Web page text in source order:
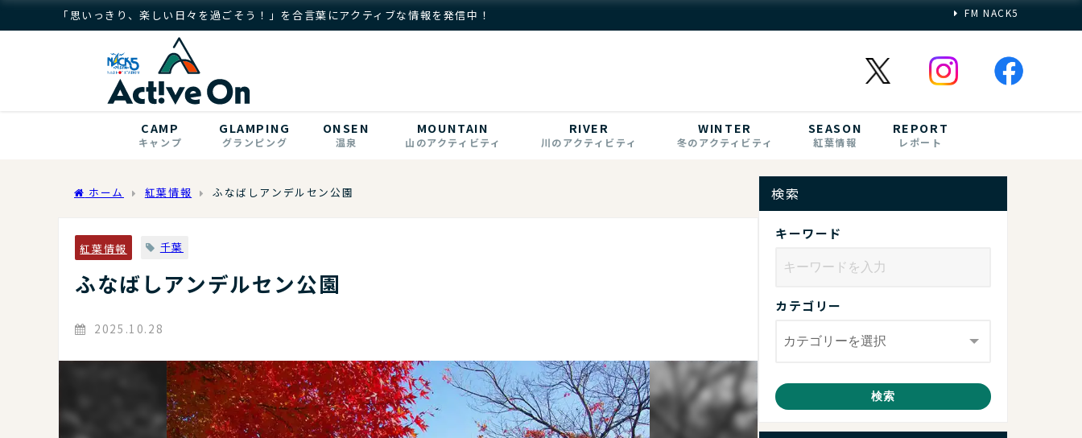
「思いっきり、楽しい日々を過ごそう！」を合言葉にアクティブな情報を発信中！ FM NACK5
CAMP
キャンプ
GLAMPING
グランピング
ONSEN
温泉
MOUNTAIN
山のアクティビティ
RIVER
川のアクティビティ
WINTER
冬のアクティビティ
SEASON
紅葉情報
REPORT
レポート
ホーム 紅葉情報 ふなばしアンデルセン公園
紅葉情報 千葉
ふなばしアンデルセン公園
2025.10.28
検索
キーワード
カテゴリー
検索